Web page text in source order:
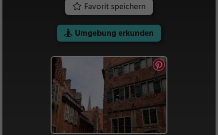
Favorit speichern
Umgebung erkunden